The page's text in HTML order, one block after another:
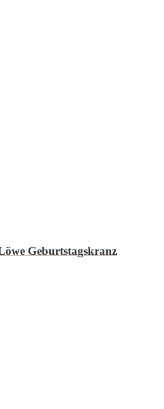
Geburtstagskranz